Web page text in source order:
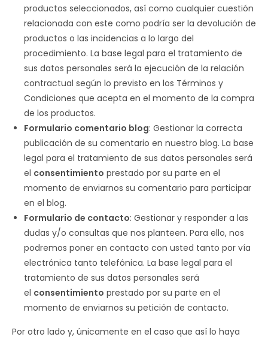
productos seleccionados, así como cualquier cuestión
relacionada con este como podría ser la devolución de
productos o las incidencias a lo largo del
procedimiento. La base legal para el tratamiento de
sus datos personales será la ejecución de la relación
contractual según lo previsto en los Términos y
Condiciones que acepta en el momento de la compra
de los productos.
Formulario comentario blog: Gestionar la correcta
publicación de su comentario en nuestro blog. La base
legal para el tratamiento de sus datos personales será
el consentimiento prestado por su parte en el
momento de enviarnos su comentario para participar
en el blog.
Formulario de contacto: Gestionar y responder a las
dudas y/o consultas que nos planteen. Para ello, nos
podremos poner en contacto con usted tanto por vía
electrónica tanto telefónica. La base legal para el
tratamiento de sus datos personales será
el consentimiento prestado por su parte en el
momento de enviarnos su petición de contacto.
Por otro lado y, únicamente en el caso que así lo haya